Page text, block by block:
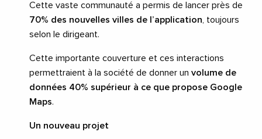
Cette vaste communauté a permis de lancer près de
70% des nouvelles villes de l’application , toujours
selon le dirigeant.
Cette importante couverture et ces interactions
permettraient à la société de donner un volume de
données 40% supérieur à ce que propose Google
Maps.
Un nouveau projet